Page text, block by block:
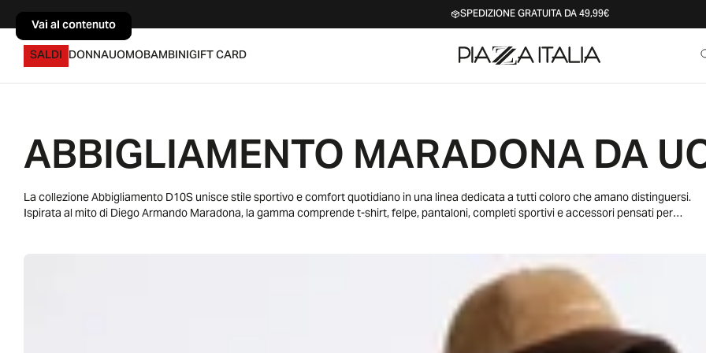
Vai al contenuto SPEDIZIONE GRATUITA DA 49,99€
SALDI DONNAUOMOBAMBINIGIFT CARD
ABBIGLIAMENTO MARADONA DA
La collezione Abbigliamento D10S unisce stile sportivo e comfort quotidiano in una linea dedicata a tutti coloro che amano distinguersi.
Ispirata al mito di Diego Armando Maradona, la gamma comprende t-shirt, felpe, pantaloni, completi sportivi e accessori pensati per
Vai al contenuto